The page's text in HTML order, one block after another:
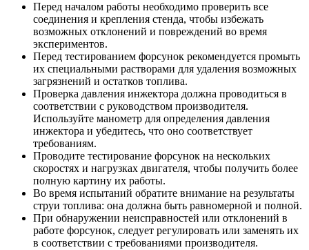
Перед началом работы необходимо проверить все
соединения и крепления стенда, чтобы избежать
возможных отклонений и повреждений во время
экспериментов.
Перед тестированием форсунок рекомендуется промыть
их специальными растворами для удаления возможных
загрязнений и остатков топлива.
Проверка давления инжектора должна проводиться в
соответствии с руководством производителя.
Используйте манометр для определения давления
инжектора и убедитесь, что оно соответствует
требованиям.
Проводите тестирование форсунок на нескольких
скоростях и нагрузках двигателя, чтобы получить более
полную картину их работы.
Во время испытаний обратите внимание на результаты
струи топлива: она должна быть равномерной и полной.
При обнаружении неисправностей или отклонений в
работе форсунок, следует регулировать или заменять их
в соответствии с требованиями производителя.